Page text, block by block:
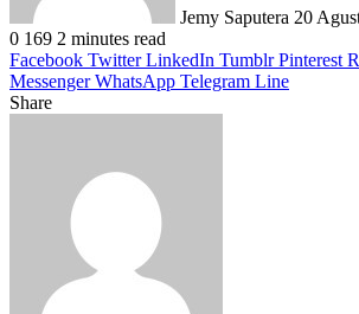
Jemy Saputera 20
0 169 2 minutes read
Facebook Twitter LinkedIn Tumblr Pinterest
Messenger WhatsApp Telegram Line
Share